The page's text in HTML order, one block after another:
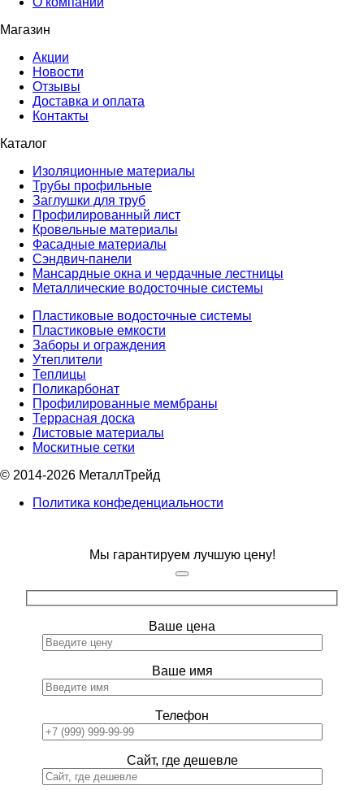
Магазин
Акции
Новости
Отзывы
Доставка и оплата
Контакты
Каталог
Изоляционные материалы
Трубы профильные
Заглушки для труб
Профилированный лист
Кровельные материалы
Фасадные материалы
Сэндвич-панели
Мансардные окна и чердачные лестницы
Металлические водосточные системы
Пластиковые водосточные системы
Пластиковые емкости
Заборы и ограждения
Утеплители
Теплицы
Поликарбонат
Профилированные мембраны
Террасная доска
Листовые материалы
Москитные сетки
© 2014-2026 МеталлТрейд
Политика конфеденциальности
Мы гарантируем лучшую цену!
Ваше цена
Ваше имя
Телефон
Сайт, где дешевле